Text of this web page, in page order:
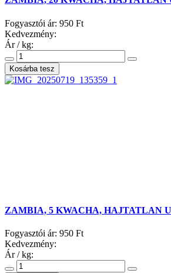
Fogyasztói ár: 950 Ft
Kedvezmény:
Ár / kg:
ZAMBIA, 5 KWACHA, HAJTATLAN
Fogyasztói ár: 950 Ft
Kedvezmény:
Ár / kg: